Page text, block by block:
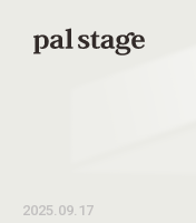
2025.09.17